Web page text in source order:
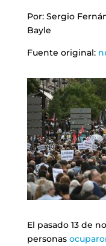
Por: Sergio
Bayle
Fuente original:
El pasado 13 de
personas